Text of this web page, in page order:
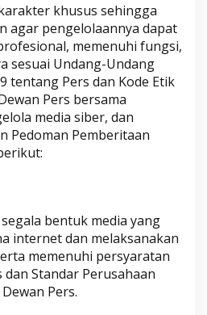
khusus sehingga
agar pengelolaannya dapat
memenuhi fungsi,
sesuai Undang-Undang
tentang Pers dan Kode Etik
Pers bersama
media siber, dan
Pedoman Pemberitaan
bentuk media yang
internet dan melaksanakan
memenuhi persyaratan
Standar Perusahaan
Pers.